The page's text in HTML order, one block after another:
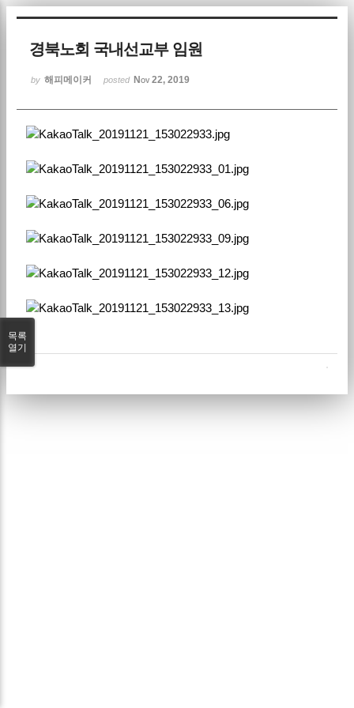
경북노회 국내선교부 임원
by 해피메이커 posted Nov 22, 2019
목록
열기
Sketchbook5, 스케치북5
Sketchbook5, 스케치북5